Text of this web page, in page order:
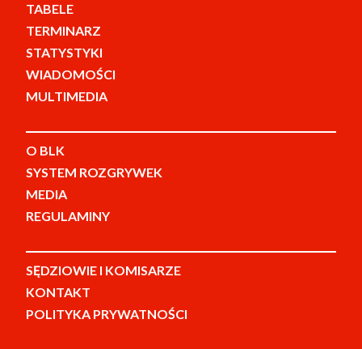
TABELE
TERMINARZ
STATYSTYKI
WIADOMOŚCI
MULTIMEDIA
O BLK
SYSTEM ROZGRYWEK
MEDIA
REGULAMINY
SĘDZIOWIE I KOMISARZE
KONTAKT
POLITYKA PRYWATNOŚCI